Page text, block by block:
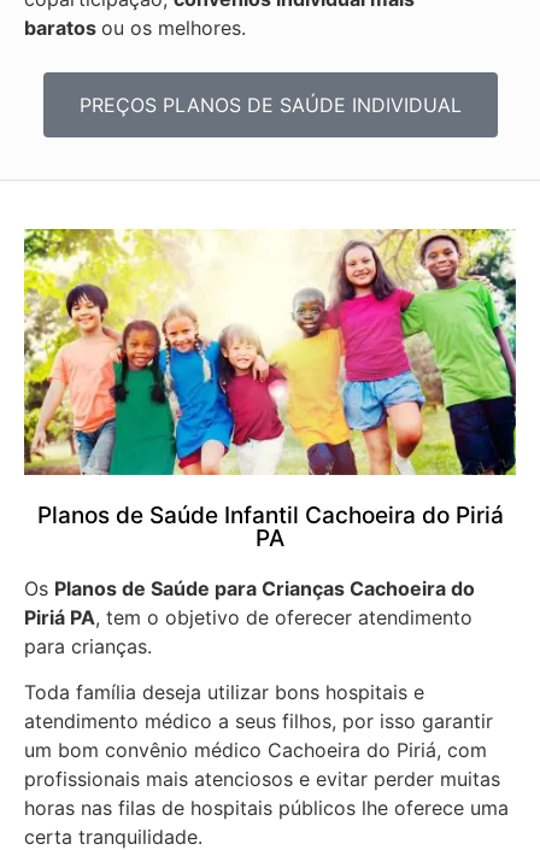
baratos ou os melhores.
PREÇOS PLANOS DE SAÚDE INDIVIDUAL
Planos de Saúde Infantil Cachoeira do Piriá
PA
Os Planos de Saúde para Crianças Cachoeira do
Piriá PA, tem o objetivo de oferecer atendimento
para crianças.
Toda família deseja utilizar bons hospitais e
atendimento médico a seus filhos, por isso garantir
um bom convênio médico Cachoeira do Piriá, com
profissionais mais atenciosos e evitar perder muitas
horas nas filas de hospitais públicos lhe oferece uma
certa tranquilidade.